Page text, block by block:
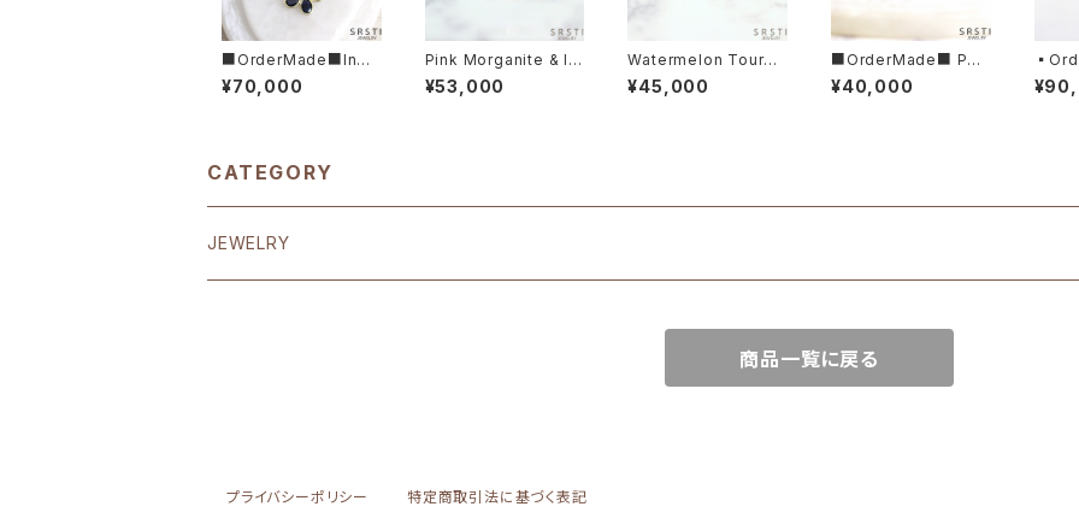
■OrderMade■Indi
go Blue Sapphier K1
4/K18 Flower Neckl
¥70,000
Pink Morganite & Im
perial Topaz K10YG
Ring
¥53,000
Watermelon Tourma
rine Heart-shaped
K10YG RingA
¥45,000
■OrderMade■ Peti
t Diamond K14/K18
Ring
¥40,000
Cut
d
CATEGORY
JEWELRY
商品一覧に戻る
プライバシーポリシー 特定商取引法に基づく表記